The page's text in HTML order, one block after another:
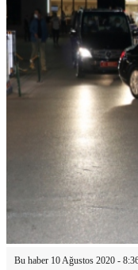
Bu haber 10 Ağustos 2020 -